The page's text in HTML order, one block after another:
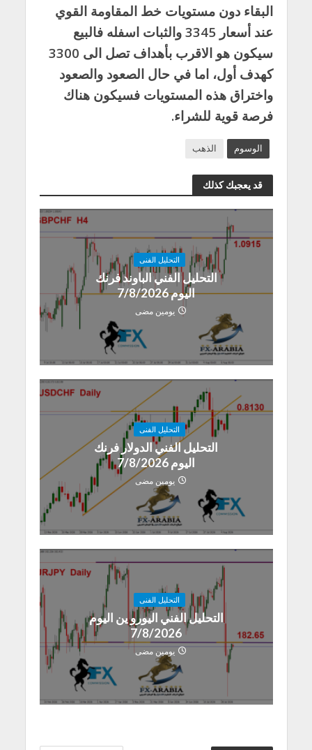
البقاء دون مستويات خط المقاومة القوي
عند أسعار 3345 والثبات اسفله فالبيع
سيكون هو الاقرب بأهداف تصل الى 3300
كهدف أول، اما في حال الصعود والصعود
واختراق هذه المستويات فسيكون هناك
فرصة قوية للشراء.
الوسوم الذهب
قد يعجبك كذلك
التحليل الفنى
التحليل الفني الباوند فرنك
اليوم 7/8/2026
يومين مضى
التحليل الفنى
التحليل الفني الدولار فرنك
اليوم 7/8/2026
يومين مضى
التحليل الفنى
التحليل الفني اليورو ين اليوم
7/8/2026
يومين مضى